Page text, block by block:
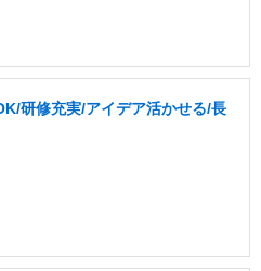
研修充実/アイデア活かせる/長